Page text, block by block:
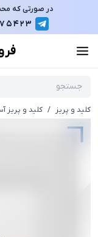
در صورتی که
کلید و پریز / کلید و پریز